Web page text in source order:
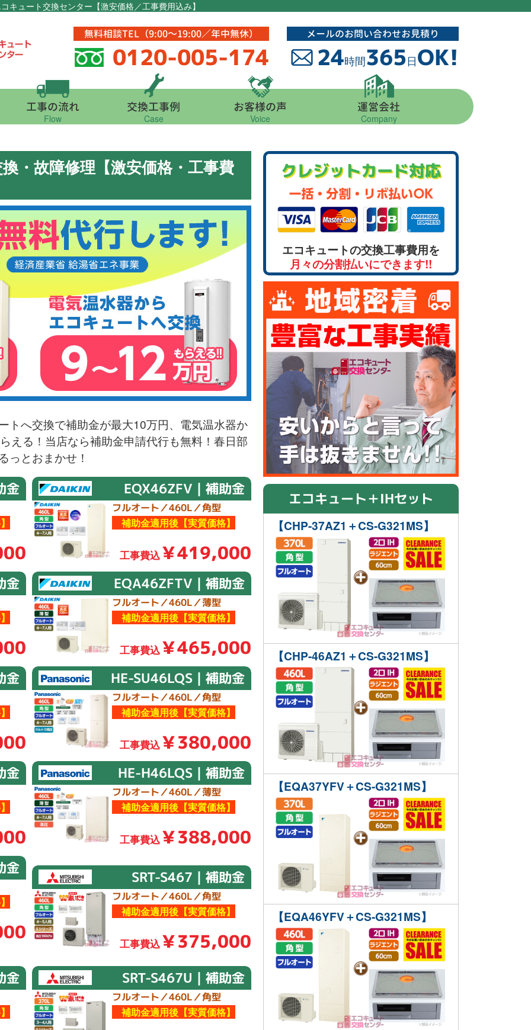
キュート交換センター【激安価格／工事費用込み】
無料相談TEL（9:00～19:00／年中無休）
0120-005-174
メールのお問い合わせお見積り
24時間365日OK!
工事の流れ
Flow
交換工事例
Case
お客様の声
Voice
運営会社
Company
・故障修理【激安価格・工事費
トへ交換で補助金が最大10万円、電気温水器か
える！当店なら補助金申請代行も無料！春日部
っとおまかせ！
金 EQX46ZFV｜補助金
フルオート／460L／角型
補助金適用後【実質価格】
工事費込￥419,000
金 EQA46ZFTV｜補助金
フルオート／460L／薄型
補助金適用後【実質価格】
工事費込￥465,000
金 HE-SU46LQS｜補助金
フルオート／460L／角型
補助金適用後【実質価格】
工事費込￥380,000
金 HE-H46LQS｜補助金
フルオート／460L／薄型
補助金適用後【実質価格】
工事費込￥388,000
金
SRT-S467｜補助金
フルオート／460L／角型
補助金適用後【実質価格】
工事費込￥375,000
金 SRT-S467U｜補助金
フルオート／460L／角型
補助金適用後【実質価格】
クレジットカード対応
エコキュートの交換工事費用を
月々の分割払いにできます!!
エコキュート＋IHセット
【CHP-37AZ1＋CS-G321MS】
【CHP-46AZ1＋CS-G321MS】
【EQA37YFV＋CS-G321MS】
【EQA46YFV＋CS-G321MS】